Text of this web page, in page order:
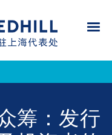
筹：发行